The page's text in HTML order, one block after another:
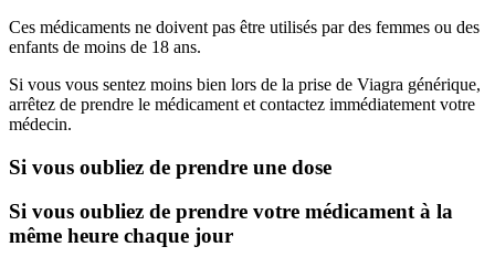
Ces médicaments ne doivent pas être utilisés par des femmes ou des
enfants de moins de 18 ans.
Si vous vous sentez moins bien lors de la prise de Viagra générique,
arrêtez de prendre le médicament et contactez immédiatement votre
médecin.
Si vous oubliez de prendre une dose
Si vous oubliez de prendre votre médicament à la
même heure chaque jour